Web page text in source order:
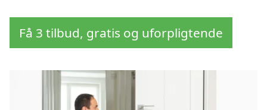
Få 3 tilbud, gratis og uforpligtende